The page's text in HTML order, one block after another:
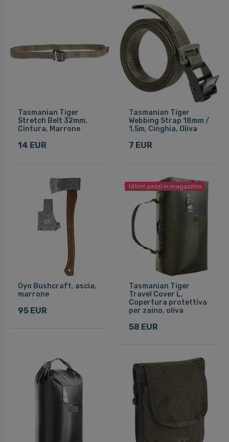
Tasmanian Tiger
Stretch Belt 32mm,
Cintura, Marrone
14 EUR
Tasmanian Tiger
Webbing Strap 18mm /
1,5m, Cinghia, Oliva
7 EUR
Oyo Bushcraft, ascia,
marrone
95 EUR
Ultimi pezzi in magazzino
Tasmanian Tiger
Travel Cover L,
Copertura protettiva
per zaino, oliva
58 EUR